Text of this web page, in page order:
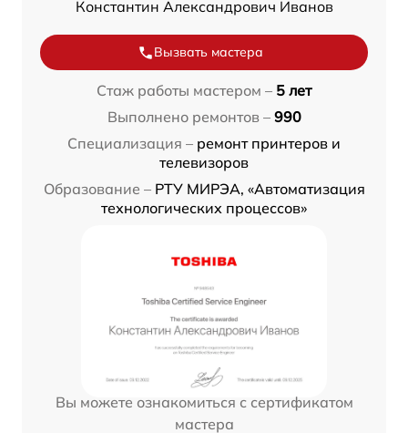
Константин Александрович Иванов
Вызвать мастера
Стаж работы мастером – 5 лет
Выполнено ремонтов – 990
Специализация – ремонт принтеров и
телевизоров
Образование – РТУ МИРЭА, «Автоматизация
технологических процессов»
Вы можете ознакомиться с сертификатом
мастера